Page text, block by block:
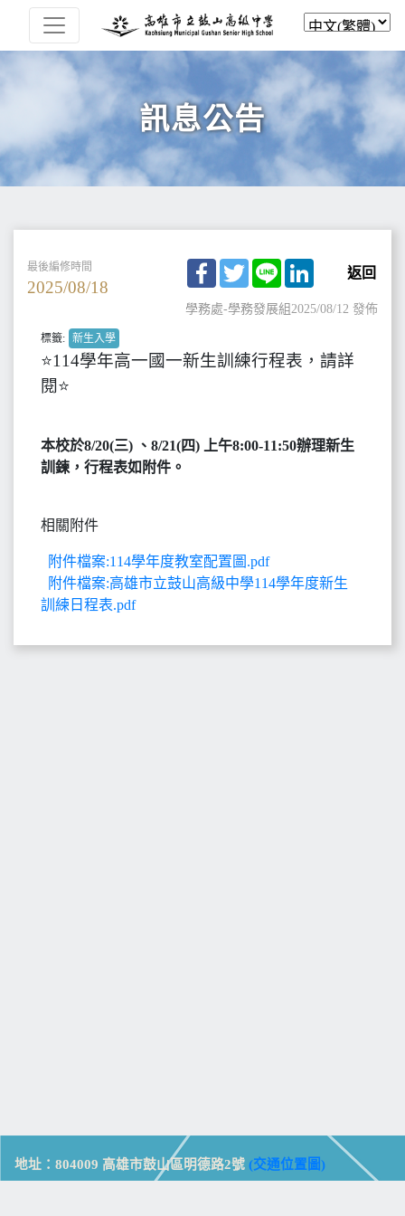
訊息公告
最後編修時間
2025/08/18
Facebook
TwitterLine LinkedIn
返回
學務處-學務發展組2025/08/12 發佈
標籤: 新生入學
⭐114學年高一國一新生訓練行程表，請詳
閱⭐
本校於8/20(三) 、8/21(四) 上午8:00-11:50辦理新生
訓鍊，行程表如附件。
相關附件
附件檔案:114學年度教室配置圖.pdf
附件檔案:高雄市立鼓山高級中學114學年度新生
訓練日程表.pdf
地址：804009 高雄市鼓山區明德路2號 (交通位置圖)